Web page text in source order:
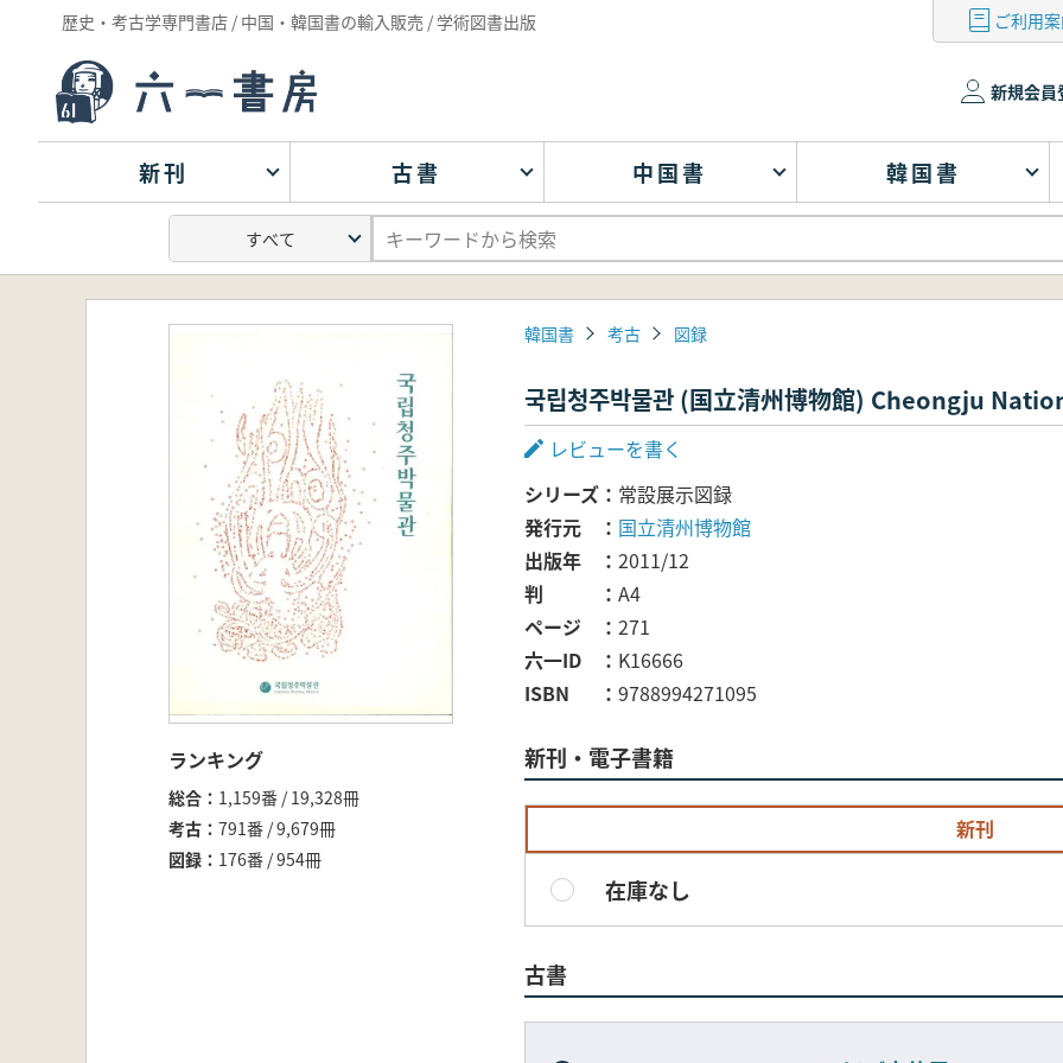
歴史・考古学専門書店 / 中国・韓国書の輸入販売 / 学術図書出版 ご利用
新規会員
新刊 古書 中国書 韓国書
ランキング
総合
1,159番 / 19,328冊
考古
791番 / 9,679冊
図録
176番 / 954冊
韓国書 考古 図録
국립청주박물관 (国立清州博物館) Cheongju
レビューを書く
シリーズ
常設展示図録
発行元
国立清州博物館
出版年
2011/12
判
A4
ページ
271
六一ID
K16666
ISBN
9788994271095
新刊・電子書籍
新刊
在庫なし
古書